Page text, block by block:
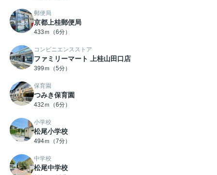
郵便局
京都上桂郵便局
433ｍ（6分）
コンビニエンスストア
ファミリーマート 上桂山田口店
399ｍ（5分）
保育園
つみき保育園
432ｍ（6分）
小学校
松尾小学校
494ｍ（7分）
中学校
松尾中学校